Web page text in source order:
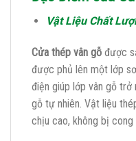
Vật Liệu Chất
Cửa thép vân gỗ được
được phủ lên một lớp
điện giúp lớp vân gỗ trở
gỗ tự nhiên. Vật liệu
chịu cao, không bị